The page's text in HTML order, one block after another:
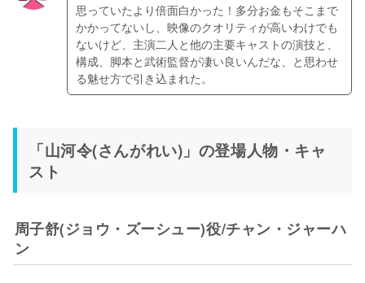
思っていたより倍面白かった！多分お金もそこまで
かかってないし、映像のクオリティが高いわけでも
ないけど、主演二人と他の主要キャストの演技と、
構成、脚本と武術監督が凄い良いんだな、と思わせ
る魅せ方で引き込まれた。
「山河令(さんがれい)」の登場人物・キャ
スト
周子舒(ジョウ・ズーシュー)役/チャン・ジャーハ
ン